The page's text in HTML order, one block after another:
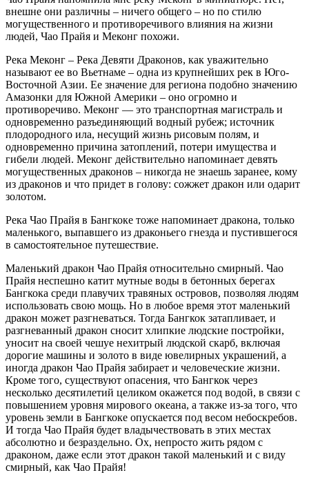
внешне они различны – ничего общего – но по стилю
могущественного и противоречивого влияния на жизни
людей, Чао Прайя и Меконг похожи.
Река Меконг – Река Девяти Драконов, как уважительно
называют ее во Вьетнаме – одна из крупнейших рек в Юго-
Восточной Азии. Ее значение для региона подобно значению
Амазонки для Южной Америки – оно огромно и
противоречиво. Меконг — это транспортная магистраль и
одновременно разъединяющий водный рубеж; источник
плодородного ила, несущий жизнь рисовым полям, и
одновременно причина затоплений, потери имущества и
гибели людей. Меконг действительно напоминает девять
могущественных драконов – никогда не знаешь заранее, кому
из драконов и что придет в голову: сожжет дракон или одарит
золотом.
Река Чао Прайя в Бангкоке тоже напоминает дракона, только
маленького, выпавшего из драконьего гнезда и пустившегося
в самостоятельное путешествие.
Маленький дракон Чао Прайя относительно смирный. Чао
Прайя неспешно катит мутные воды в бетонных берегах
Бангкока среди плавучих травяных островов, позволяя людям
использовать свою мощь. Но в любое время этот маленький
дракон может разгневаться. Тогда Бангкок затапливает, и
разгневанный дракон сносит хлипкие людские постройки,
уносит на своей чешуе нехитрый людской скарб, включая
дорогие машины и золото в виде ювелирных украшений, а
иногда дракон Чао Прайя забирает и человеческие жизни.
Кроме того, существуют опасения, что Бангкок через
несколько десятилетий целиком окажется под водой, в связи с
повышением уровня мирового океана, а также из-за того, что
уровень земли в Бангкоке опускается под весом небоскребов.
И тогда Чао Прайя будет владычествовать в этих местах
абсолютно и безраздельно. Ох, непросто жить рядом с
драконом, даже если этот дракон такой маленький и с виду
смирный, как Чао Прайя!